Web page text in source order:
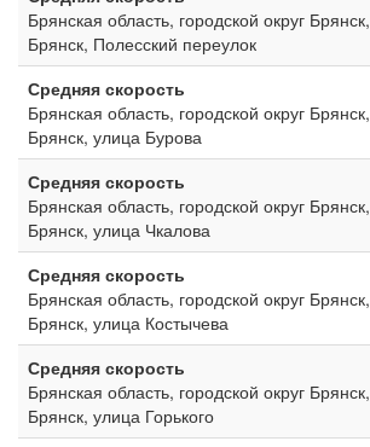
Брянская область, городской округ Брянск,
Брянск, Полесский переулок
Средняя скорость
Брянская область, городской округ Брянск,
Брянск, улица Бурова
Средняя скорость
Брянская область, городской округ Брянск,
Брянск, улица Чкалова
Средняя скорость
Брянская область, городской округ Брянск,
Брянск, улица Костычева
Средняя скорость
Брянская область, городской округ Брянск,
Брянск, улица Горького